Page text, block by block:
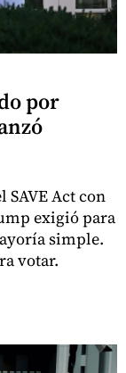
por
SAVE Act con
exigió para
simple.
votar.